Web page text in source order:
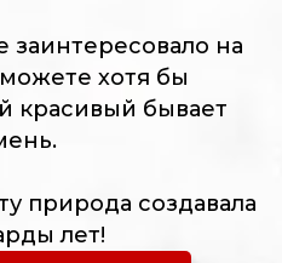
заинтересовало на
хотя бы
красивый бывает
природа создавала
лет!